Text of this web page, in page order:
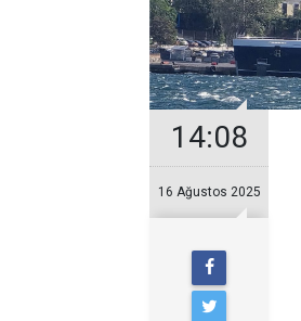
14:08
16 Ağustos 2025